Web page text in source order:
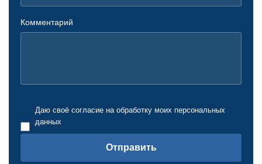
Комментарий
Даю своё согласие на обработку моих персональных
данных
Отправить